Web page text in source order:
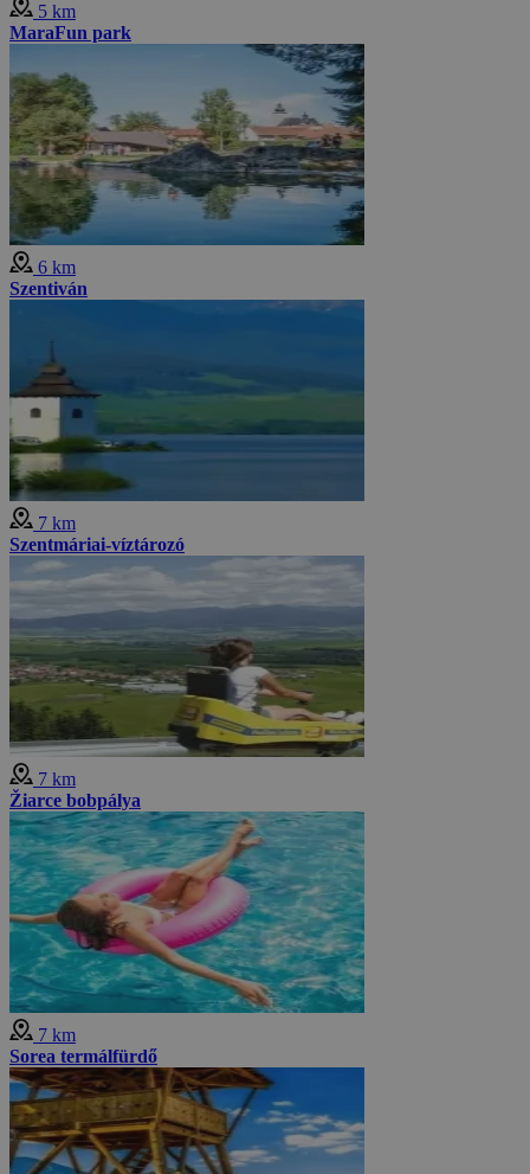
5 km
MaraFun park
6 km
Szentiván
7 km
Szentmáriai-víztározó
7 km
Žiarce bobpálya
7 km
Sorea termálfürdő